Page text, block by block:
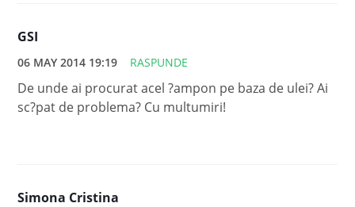
GSI
06 MAY 2014 19:19 RASPUNDE
De unde ai procurat acel ?ampon pe baza de ulei? Ai
sc?pat de problema? Cu multumiri!
Simona Cristina